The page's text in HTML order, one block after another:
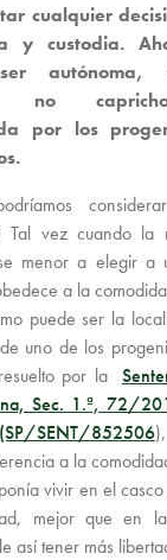
cualquier
y custodia.
autónoma,
no
por los
Tal vez cuando la
menor a elegir a
a la
puede ser la
uno de los
por la
Sec. 1.ª, 72/
SENT/852506
a la
vivir en el
mejor que en
así tener más